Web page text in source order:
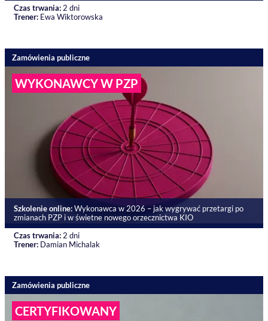
Czas trwania:2 dni
Trener: Ewa Wiktorowska
Zamówienia publiczne
WYKONAWCY W PZP
Szkolenie online:Wykonawca w 2026 – jak wygrywać przetargi po
zmianach PZP i w świetne nowego orzecznictwa KIO
Czas trwania:2 dni
Trener: Damian Michalak
Zamówienia publiczne
CERTYFIKOWANY